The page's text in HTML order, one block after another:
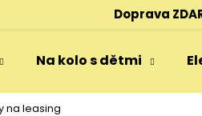
Doprava
Na kolo s dětmi
na leasing
Co potřebujete